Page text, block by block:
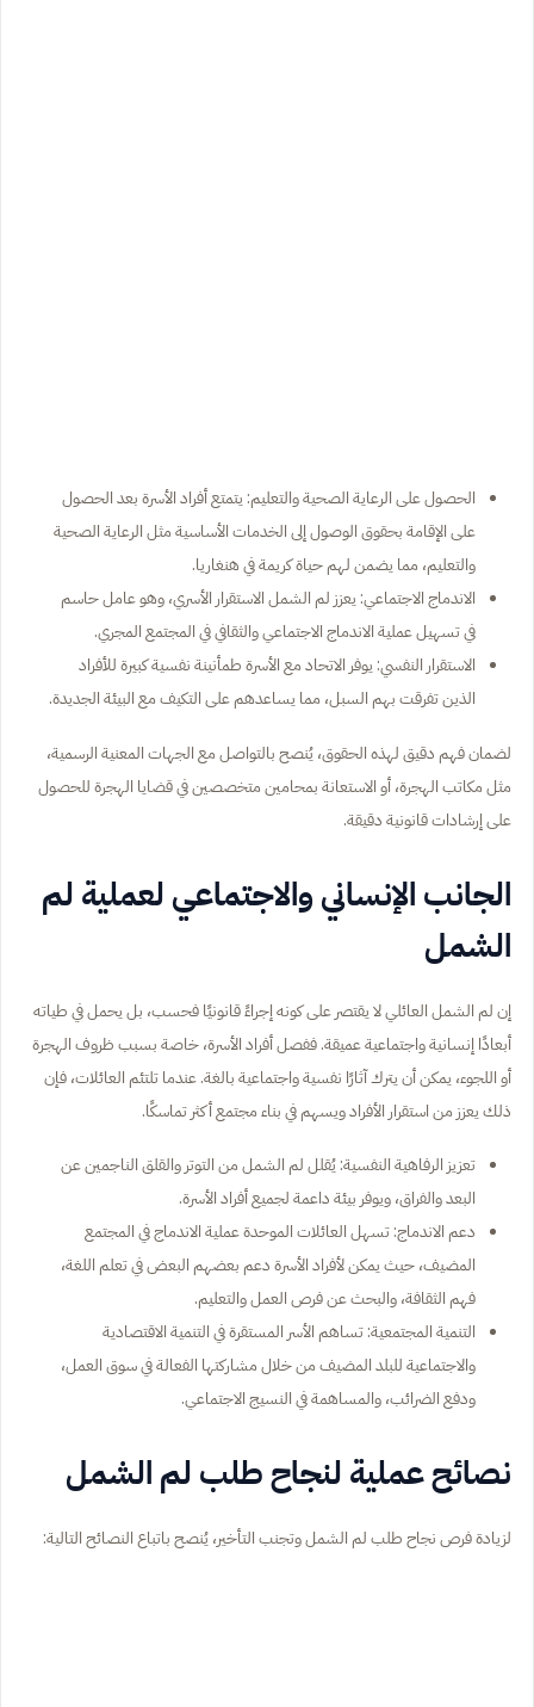
الحصول على الرعاية الصحية والتعليم: يتمتع أفراد الأسرة بعد الحصول
على الإقامة بحقوق الوصول إلى الخدمات الأساسية مثل الرعاية الصحية
والتعليم، مما يضمن لهم حياة كريمة في هنغاريا.
الاندماج الاجتماعي: يعزز لم الشمل الاستقرار الأسري، وهو عامل حاسم
في تسهيل عملية الاندماج الاجتماعي والثقافي في المجتمع المجري.
الاستقرار النفسي: يوفر الاتحاد مع الأسرة طمأنينة نفسية كبيرة للأفراد
الذين تفرقت بهم السبل، مما يساعدهم على التكيف مع البيئة الجديدة.
لضمان فهم دقيق لهذه الحقوق، يُنصح بالتواصل مع الجهات المعنية الرسمية،
مثل مكاتب الهجرة، أو الاستعانة بمحامين متخصصين في قضايا الهجرة للحصول
على إرشادات قانونية دقيقة.
الجانب الإنساني والاجتماعي لعملية لم
الشمل
إن لم الشمل العائلي لا يقتصر على كونه إجراءً قانونيًا فحسب، بل يحمل في طياته
أبعادًا إنسانية واجتماعية عميقة. ففصل أفراد الأسرة، خاصة بسبب ظروف الهجرة
أو اللجوء، يمكن أن يترك آثارًا نفسية واجتماعية بالغة. عندما تلتئم العائلات، فإن
ذلك يعزز من استقرار الأفراد ويسهم في بناء مجتمع أكثر تماسكًا.
تعزيز الرفاهية النفسية: يُقلل لم الشمل من التوتر والقلق الناجمين عن
البعد والفراق، ويوفر بيئة داعمة لجميع أفراد الأسرة.
دعم الاندماج: تسهل العائلات الموحدة عملية الاندماج في المجتمع
المضيف، حيث يمكن لأفراد الأسرة دعم بعضهم البعض في تعلم اللغة،
فهم الثقافة، والبحث عن فرص العمل والتعليم.
التنمية المجتمعية: تساهم الأسر المستقرة في التنمية الاقتصادية
والاجتماعية للبلد المضيف من خلال مشاركتها الفعالة في سوق العمل،
ودفع الضرائب، والمساهمة في النسيج الاجتماعي.
نصائح عملية لنجاح طلب لم الشمل
لزيادة فرص نجاح طلب لم الشمل وتجنب التأخير، يُنصح باتباع النصائح التالية: